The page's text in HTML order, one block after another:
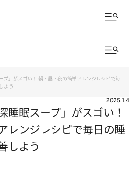
プ」がスゴい！ 朝・昼・夜の簡単アレンジレシピで毎
よう
2025.1.4
睡眠スープ」がスゴい！
レンジレシピで毎日の睡
しよう